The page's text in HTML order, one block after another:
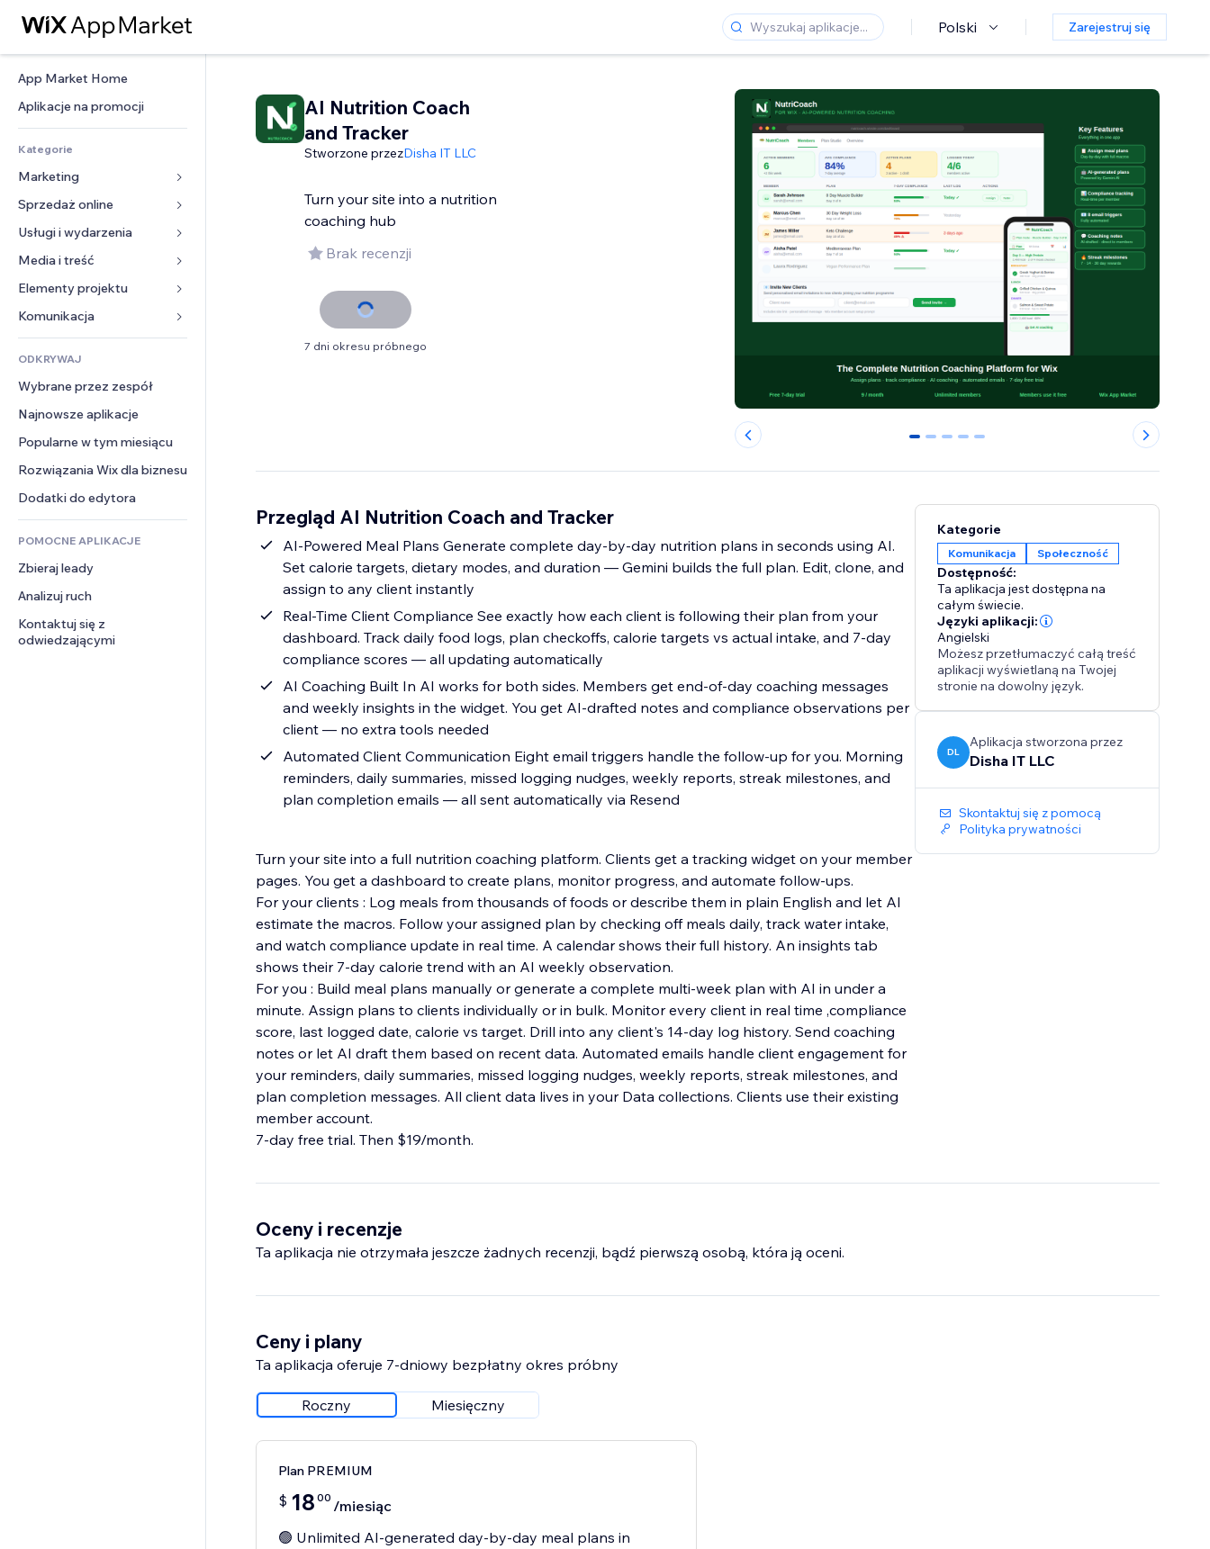
Polski Zarejestruj się
App Market Home
Aplikacje na promocji
Kategorie
Marketing
Reklamy
Smartfon
Analityka
Listy witryn
E-mail
Sprzedaż online
Aplikacje do sklepów
Wysyłka i dostawa
Przyciski sprzedaży
Rachunkowość
Kupony i lojalność
Rozwiązania dla
magazynowania
Dropshipping
Ceny i subskrypcja
Crowdfunding
Żywność i napoje
Usługi i wydarzenia
Hotele
Wydarzenia
Restauracje
Nieruchomości
Rezerwacje
Media i treść
Galeria
Muzyka
Podkasty
Fotografia
Film
PDF
Udostępnianie plików
Wiadomości
Elementy projektu
Mapy i nawigacja
Prywatność i bezpieczeństwo
Zegar
Szablony stron
Efekty obrazu
Przyciski i menu
Banery i odznaki
Kalkulatory
Szukaj
Pogoda
Wykresy i tabele
Formularze
Ankiety
Czat
Komentarze
Telefon
Społeczność
Opinie i polecenia
CRM
ODKRYWAJ
Wybrane przez zespół
Najnowsze aplikacje
Popularne w tym miesiącu
Rozwiązania Wix dla biznesu
Dodatki do edytora
POMOCNE APLIKACJE
Zbieraj leady
Analizuj ruch
Kontaktuj się z
odwiedzającymi
AI Nutrition Coach
and Tracker
Stworzone przezDisha IT LLC
Turn your site into a nutrition
coaching hub
Brak recenzji
7 dni okresu próbnego
0 1 2 3 4
Przegląd AI Nutrition Coach and Tracker
AI-Powered Meal Plans Generate complete day-by-day nutrition plans in seconds using AI.
Set calorie targets, dietary modes, and duration — Gemini builds the full plan. Edit, clone, and
assign to any client instantly
Real-Time Client Compliance See exactly how each client is following their plan from your
dashboard. Track daily food logs, plan checkoffs, calorie targets vs actual intake, and 7-day
compliance scores — all updating automatically
AI Coaching Built In AI works for both sides. Members get end-of-day coaching messages
and weekly insights in the widget. You get AI-drafted notes and compliance observations per
client — no extra tools needed
Automated Client Communication Eight email triggers handle the follow-up for you. Morning
reminders, daily summaries, missed logging nudges, weekly reports, streak milestones, and
plan completion emails — all sent automatically via Resend
Turn your site into a full nutrition coaching platform. Clients get a tracking widget on your member
pages. You get a dashboard to create plans, monitor progress, and automate follow-ups.
For your clients : Log meals from thousands of foods or describe them in plain English and let AI
estimate the macros. Follow your assigned plan by checking off meals daily, track water intake,
and watch compliance update in real time. A calendar shows their full history. An insights tab
shows their 7-day calorie trend with an AI weekly observation.
For you : Build meal plans manually or generate a complete multi-week plan with AI in under a
minute. Assign plans to clients individually or in bulk. Monitor every client in real time ,compliance
score, last logged date, calorie vs target. Drill into any client's 14-day log history. Send coaching
notes or let AI draft them based on recent data. Automated emails handle client engagement for
your reminders, daily summaries, missed logging nudges, weekly reports, streak milestones, and
plan completion messages. All client data lives in your Data collections. Clients use their existing
member account.
7-day free trial. Then $19/month.
Kategorie
Komunikacja Społeczność
Dostępność:
Ta aplikacja jest dostępna na
całym świecie.
Języki aplikacji:
Angielski
Możesz przetłumaczyć całą treść
aplikacji wyświetlaną na Twojej
stronie na dowolny język.
DL
Aplikacja stworzona przez
Disha IT LLC
Skontaktuj się z pomocą
Polityka prywatności
Oceny i recenzje
Ta aplikacja nie otrzymała jeszcze żadnych recenzji, bądź pierwszą osobą, która ją oceni.
Ceny i plany
Ta aplikacja oferuje 7-dniowy bezpłatny okres próbny
Roczny Miesięczny
Plan PREMIUM
$ 18 00 /miesiąc
🟢 Unlimited AI-generated day-by-day meal plans in